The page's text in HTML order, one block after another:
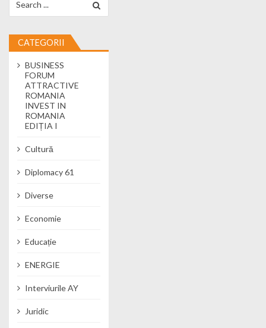
CATEGORII
BUSINESS
FORUM
ATTRACTIVE
ROMANIA
INVEST IN
ROMANIA
EDIȚIA I
Cultură
Diplomacy 61
Diverse
Economie
Educație
ENERGIE
Interviurile AY
Juridic